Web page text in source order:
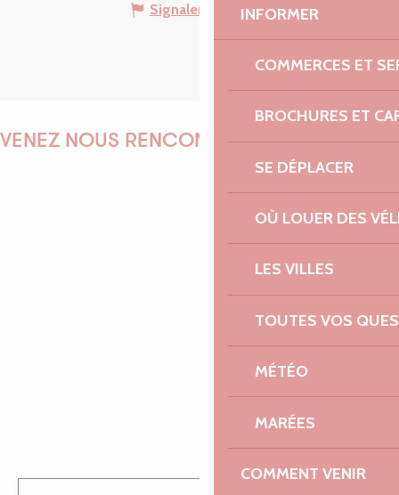
INFORMER
COMMERCES ET
BROCHURES ET
SE DÉPLACER
OÙ LOUER DES
LES VILLES
TOUTES VOS
MÉTÉO
MARÉES
COMMENT VENIR
Signaler une erreur
VENEZ NOUS RENCONTRER !
EMILIE
MARINE